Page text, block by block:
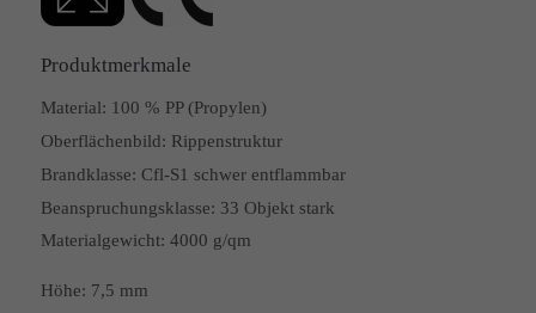
Produktmerkmale
Material: 100 % PP (Propylen)
Oberflächenbild: Rippenstruktur
Brandklasse: Cfl-S1 schwer entflammbar
Beanspruchungsklasse: 33 Objekt stark
Materialgewicht: 4000 g/qm
Höhe: 7,5 mm